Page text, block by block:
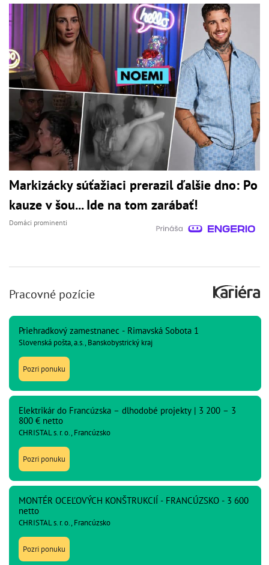
Markizácky súťažiaci prerazil ďalšie dno: Po
kauze v šou... Ide na tom zarábať!
Domáci prominenti
Pracovné pozície
Priehradkový zamestnanec - Rimavská Sobota 1
Slovenská pošta, a.s., Banskobystrický kraj
Pozri ponuku
Elektrikár do Francúzska – dlhodobé projekty | 3 200 – 3
800 € netto
CHRISTAL s. r. o., Francúzsko
Pozri ponuku
MONTÉR OCEĽOVÝCH KONŠTRUKCIÍ - FRANCÚZSKO - 3 600
netto
CHRISTAL s. r. o., Francúzsko
Pozri ponuku